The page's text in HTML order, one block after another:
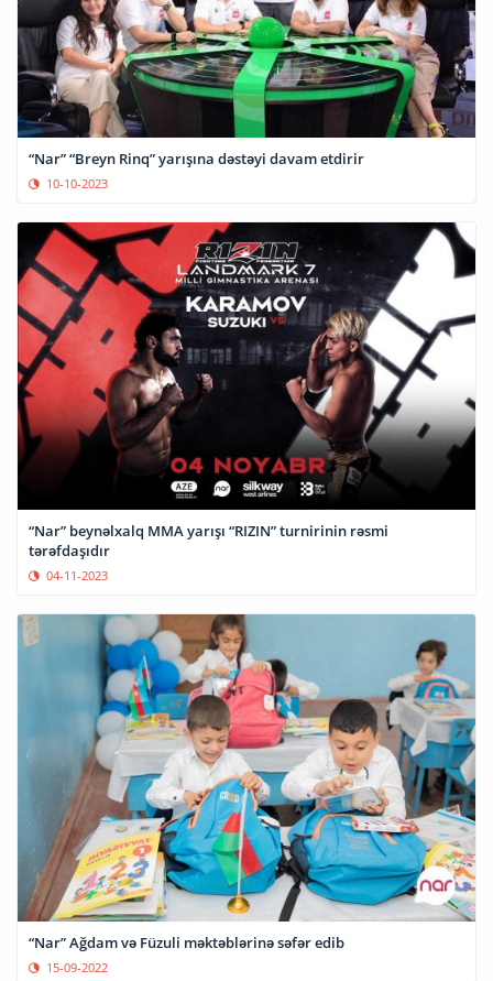
“Nar” “Breyn Rinq” yarışına dəstəyi davam etdirir
10-10-2023
“Nar” beynəlxalq MMA yarışı “RIZIN” turnirinin rəsmi
tərəfdaşıdır
04-11-2023
“Nar” Ağdam və Füzuli məktəblərinə səfər edib
15-09-2022